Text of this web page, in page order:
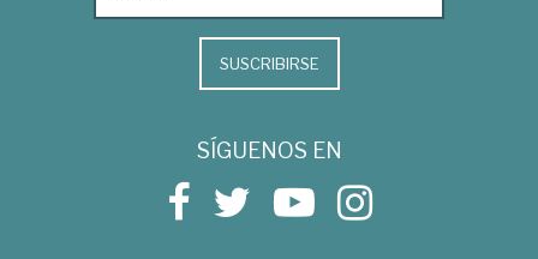
SUSCRIBIRSE
SÍGUENOS EN